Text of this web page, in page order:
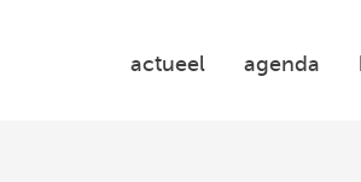
actueel agenda